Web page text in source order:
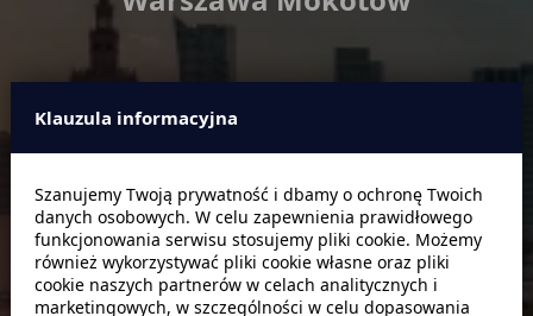
Data odbioru Godzina
Data zwrotu Godzina
Klauzula informacyjna
Szanujemy Twoją prywatność i dbamy o ochronę Twoich
danych osobowych. W celu zapewnienia prawidłowego
funkcjonowania serwisu stosujemy pliki cookie. Możemy
również wykorzystywać pliki cookie własne oraz pliki
cookie naszych partnerów w celach analitycznych i
marketingowych, w szczególności w celu dopasowania